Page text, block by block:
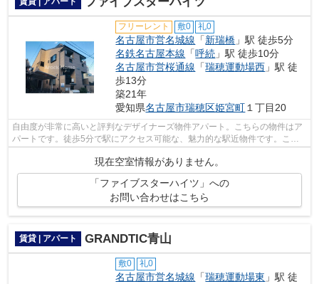
フリーレント 敷0 礼0
名古屋市営名城線 「新瑞橋 」駅 徒歩5分
名鉄名古屋本線 「呼続 」駅 徒歩10分
名古屋市営桜通線 「瑞穂運動場西 」駅 徒
歩13分
築21年
愛知県名古屋市瑞穂区姫宮町 １丁目20
自由度が非常に高いと評判なデザイナーズ物件アパート。こちらの物件はア
パートです。徒歩5分で駅にアクセス可能な、魅力的な駅近物件です。こち
らの物件では初期費用をカードでお支払...
現在空室情報がありません。
「ファイブスターハイツ」への
お問い合わせはこちら
賃貸 | アパート GRANDTIC青山
敷0 礼0
名古屋市営名城線 「瑞穂運動場東 」駅 徒